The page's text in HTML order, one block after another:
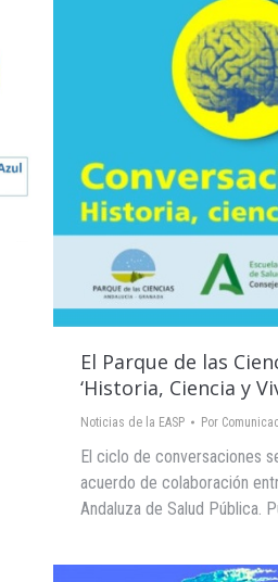
El Parque de las
‘Historia, Ciencia y
Noticias de la EASP Por
El ciclo de conversaciones
acuerdo de colaboración
Andaluza de Salud Pública.